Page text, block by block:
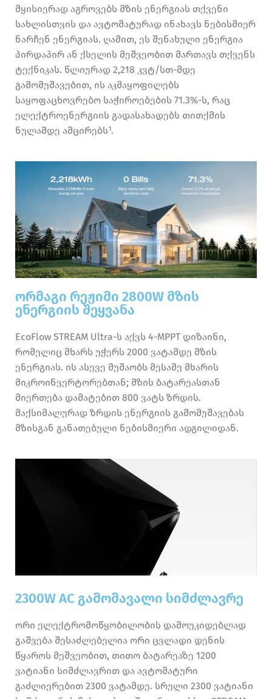
მყისიერად აგროვებს მზის ენერგიას თქვენი
სახლისთვის და ავტომატურად ინახავს ნებისმიერ
ნარჩენ ენერგიას. ღამით, ეს შენახული ენერგია
პირდაპირ ან ქსელის მეშვეობით მართავს თქვენს
ტექნიკას. წლიურად 2,218 კვტ/სთ-მდე
გამომუშავებით, ის აკმაყოფილებს
საყოფაცხოვრებო საჭიროებების 71.3%-ს, რაც
ელექტროენერგიის გადასახადებს თითქმის
ნულამდე ამცირებს¹.
ორმაგი რეჟიმი 2800W მზის
ენერგიის შეყვანა
EcoFlow STREAM Ultra-ს აქვს 4-MPPT დიზაინი,
რომელიც მხარს უჭერს 2000 ვატამდე მზის
ენერგიას. ის ასევე მუშაობს მესამე მხარის
მიკროინვერტორებთან; მზის ბატარეასთან
მიერთება დამატებით 800 ვატს ზრდის.
მაქსიმალურად ზრდის ენერგიის გამომუშავებას
მზისგან განათებული ნებისმიერი ადგილიდან.
2300W AC გამომავალი სიმძლავრე
ორი ელექტრომოწყობილობის დამოუკიდებლად
გაშვება შესაძლებელია ორი ცვლადი დენის
წყაროს მეშვეობით, თითო ბატარეაზე 1200
ვატიანი სიმძლავრით და ავტომატური
გაძლიერებით 2300 ვატამდე. სრული 2300 ვატიანი